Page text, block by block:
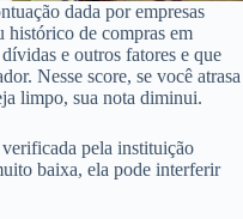
dada por empresas
histórico de compras em
e outros fatores e que
Nesse score, se você atrasa
limpo, sua nota diminui.
verificada pela instituição
baixa, ela pode interferir